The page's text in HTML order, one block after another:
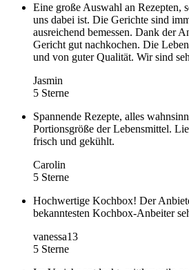
Eine große Auswahl an Rezepten,
uns dabei ist. Die Gerichte sind
ausreichend bemessen. Dank der
Gericht gut nachkochen. Die
und von guter Qualität. Wir sind
Jasmin
5 Sterne
Spannende Rezepte, alles
Portionsgröße der Lebensmittel.
frisch und gekühlt.
Carolin
5 Sterne
Hochwertige Kochbox! Der
bekanntesten Kochbox-Anbeiter
vanessa13
5 Sterne